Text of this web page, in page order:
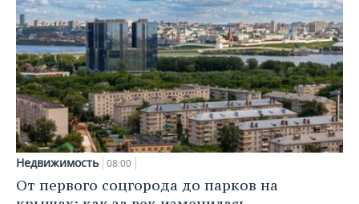
Недвижимость 08:00
От первого соцгорода до парков на